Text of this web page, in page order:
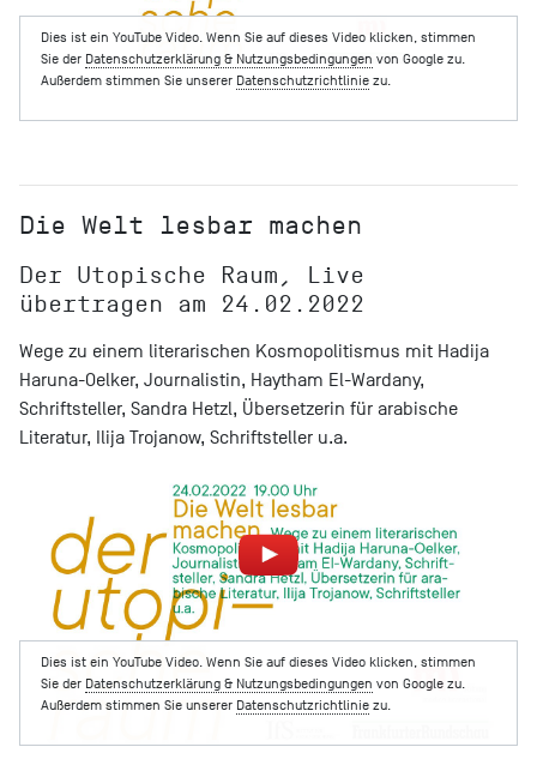
Dies ist ein YouTube Video. Wenn Sie auf dieses Video klicken, stimmen
Sie der Datenschutzerklärung & Nutzungsbedingungen von Google zu.
Außerdem stimmen Sie unserer Datenschutzrichtliniezu.
Die Welt lesbar machen
Der Utopische Raum, Live
übertragen am 24.02.2022
Wege zu einem literarischen Kosmopolitismus mit Hadija
Haruna-Oelker, Journalistin, Haytham El-Wardany,
Schriftsteller, Sandra Hetzl, Übersetzerin für arabische
Literatur, Ilija Trojanow, Schriftsteller u.a.
Dies ist ein YouTube Video. Wenn Sie auf dieses Video klicken, stimmen
Sie der Datenschutzerklärung & Nutzungsbedingungen von Google zu.
Außerdem stimmen Sie unserer Datenschutzrichtliniezu.